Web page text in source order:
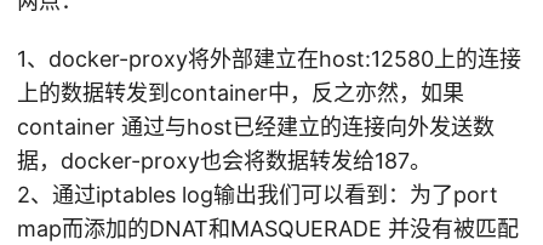
1、docker-proxy将外部建立在host:12580上的连接
上的数据转发到container中，反之亦然，如果
container 通过与host已经建立的连接向外发送数
据，docker-proxy也会将数据转发给187。
2、通过iptables log输出我们可以看到：为了port
map而添加的DNAT和MASQUERADE 并没有被匹配